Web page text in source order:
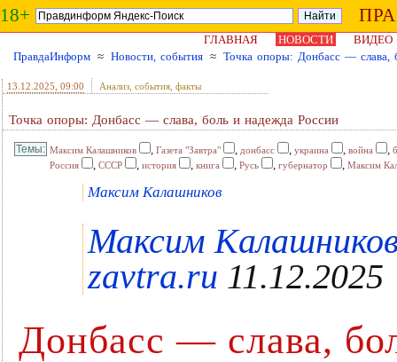
18+
ГЛАВНАЯ НОВОСТИ
ВИДЕО
ПравдаИнформ ≈ Новости, события ≈ Точка опоры: Донбасс — слава,
13.12.2025 , 09:00 Анализ, события, факты
Точка опоры: Донбасс — слава, боль и надежда России
Максим Калашников , Газета "Завтра" , донбасс , украина , война ,
Россия
, СССР , история , книга , Русь , губернатор , Максим
Максим Калашников
Максим
zavtra.ru 11.12.2025
Донбасс — слава,